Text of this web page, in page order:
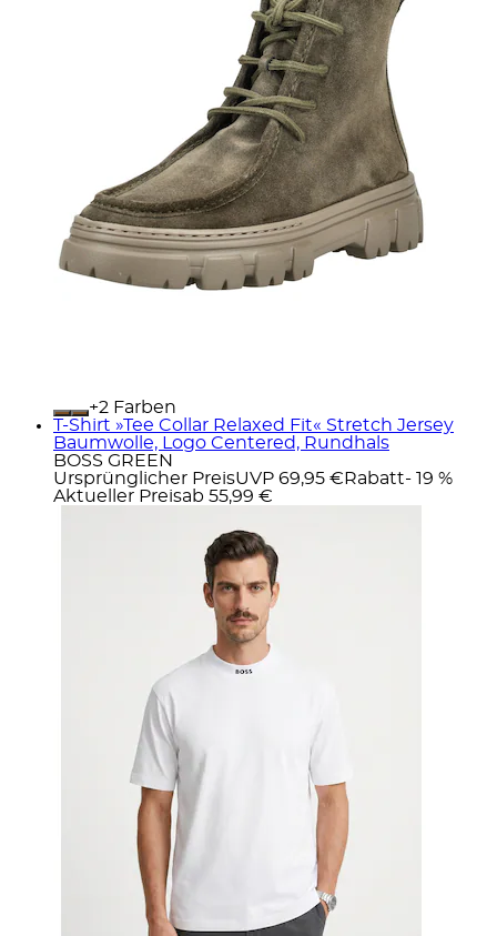
+
Farben
T-Shirt »Tee Collar Relaxed Fit« Stretch Jersey
Baumwolle, Logo Centered, Rundhals
BOSS GREEN
Ursprünglicher PreisUVP 69,95 € Rabatt- 19 %
Aktueller Preisab 55,99 €